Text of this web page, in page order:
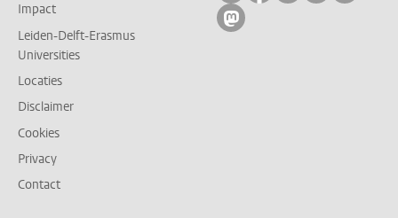
Impact
Leiden-Delft-Erasmus
Universities
Locaties
Disclaimer
Cookies
Privacy
Contact
Volg ons op mastodon